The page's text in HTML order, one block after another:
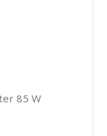
85 W